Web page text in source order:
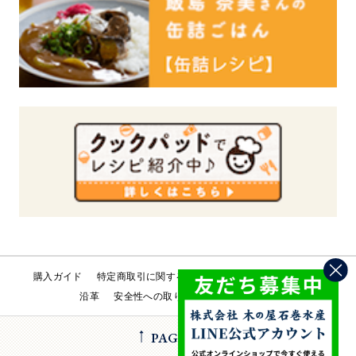
購入ガイド 特定商取引に関する法律 会社概要
工場直売所
沿革
安全性への取り組み お問い合わせ
PAGE TOP